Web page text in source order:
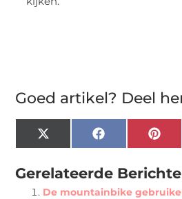
Goed artikel? Deel
X
(Twitter)
Facebook
Gerelateerde
De mountainbike